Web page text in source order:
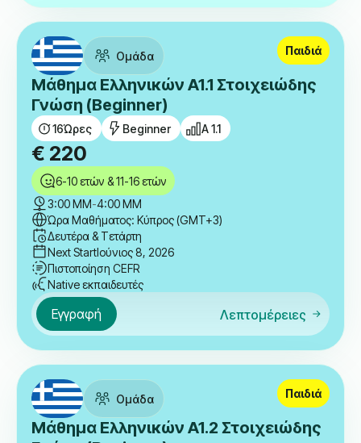
Ομάδα
Μάθημα Ελληνικών A1.1 Στοιχειώδης
Γνώση (Beginner)
16Ώρες Beginner A 1.1
Παιδιά
€ 220
6-10 ετών & 11-16 ετών
3:00 ΜΜ-4:00 ΜΜ
Ώρα Μαθήματος: Κύπρος (GMT+3)
Δευτέρα & Τετάρτη
Next StartΙούνιος 8, 2026
Πιστοποίηση CEFR
Native εκπαιδευτές
Εγγραφή Λεπτομέρειες
Ομάδα
Μάθημα Ελληνικών A1.2 Στοιχειώδης
Παιδιά